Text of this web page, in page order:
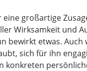
eine großartige
Wirksamkeit und
bewirkt etwas.
sich für ihn
konkreten